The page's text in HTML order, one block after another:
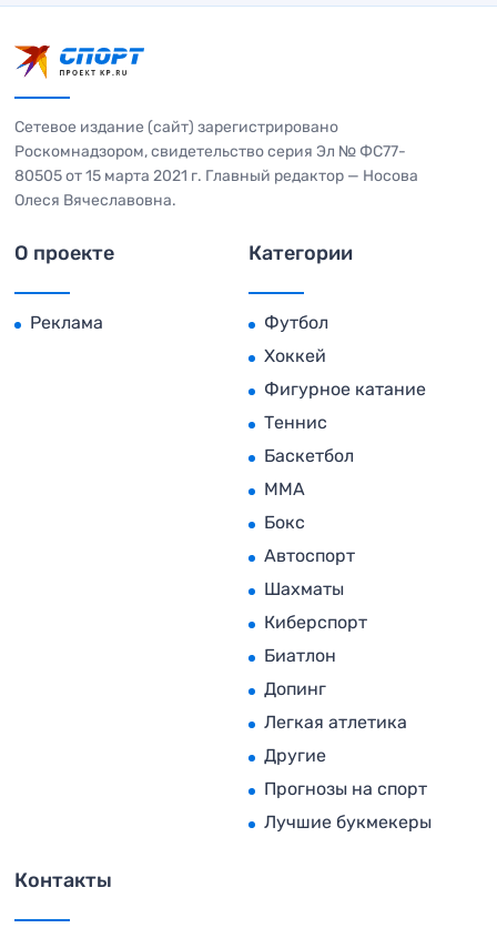
Сетевое издание (сайт) зарегистрировано
Роскомнадзором, свидетельство серия Эл № ФС77-
80505 от 15 марта 2021 г. Главный редактор — Носова
Олеся Вячеславовна.
О проекте
Реклама
Категории
Футбол
Хоккей
Фигурное катание
Теннис
Баскетбол
MMA
Бокс
Автоспорт
Шахматы
Киберспорт
Биатлон
Допинг
Легкая атлетика
Другие
Прогнозы на спорт
Лучшие букмекеры
Контакты